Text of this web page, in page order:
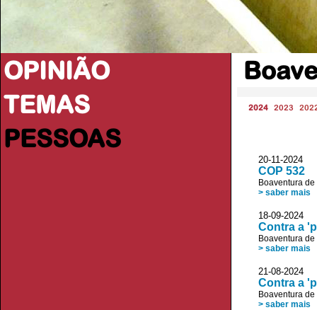
OPINIÃO
TEMAS
PESSOAS
2024 2023
20-11-2024
COP 532
Boaventura
> saber mais
18-09-2024
Contra a
Boaventura
> saber mais
21-08-2024
Contra a
Boaventura
> saber mais